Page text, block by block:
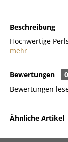
Beschreibung
Hochwertige
mehr
Bewertungen
0
Bewertungen
Ähnliche Artikel